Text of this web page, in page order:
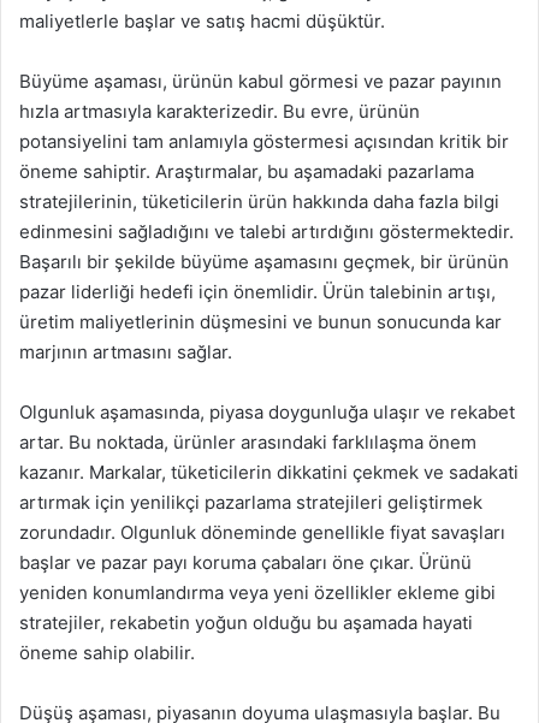
maliyetlerle başlar ve satış hacmi düşüktür.
Büyüme aşaması, ürünün kabul görmesi ve pazar payının
hızla artmasıyla karakterizedir. Bu evre, ürünün
potansiyelini tam anlamıyla göstermesi açısından kritik bir
öneme sahiptir. Araştırmalar, bu aşamadaki pazarlama
stratejilerinin, tüketicilerin ürün hakkında daha fazla bilgi
edinmesini sağladığını ve talebi artırdığını göstermektedir.
Başarılı bir şekilde büyüme aşamasını geçmek, bir ürünün
pazar liderliği hedefi için önemlidir. Ürün talebinin artışı,
üretim maliyetlerinin düşmesini ve bunun sonucunda kar
marjının artmasını sağlar.
Olgunluk aşamasında, piyasa doygunluğa ulaşır ve rekabet
artar. Bu noktada, ürünler arasındaki farklılaşma önem
kazanır. Markalar, tüketicilerin dikkatini çekmek ve sadakati
artırmak için yenilikçi pazarlama stratejileri geliştirmek
zorundadır. Olgunluk döneminde genellikle fiyat savaşları
başlar ve pazar payı koruma çabaları öne çıkar. Ürünü
yeniden konumlandırma veya yeni özellikler ekleme gibi
stratejiler, rekabetin yoğun olduğu bu aşamada hayati
öneme sahip olabilir.
Düşüş aşaması, piyasanın doyuma ulaşmasıyla başlar. Bu